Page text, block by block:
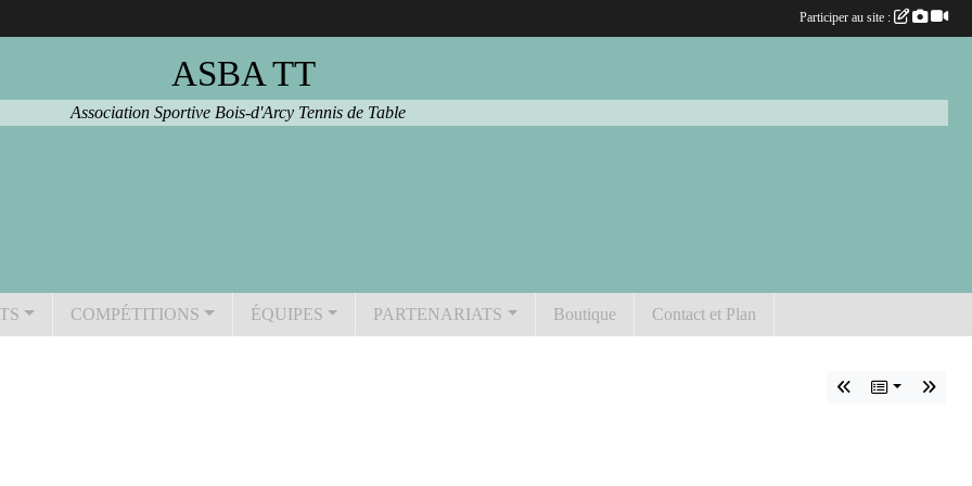
ASBA TT
Association Sportive Bois-d'Arcy Tennis de Table
COMPÉTITIONS ÉQUIPES PARTENARIATS Boutique Contact et Plan
Participer au site :